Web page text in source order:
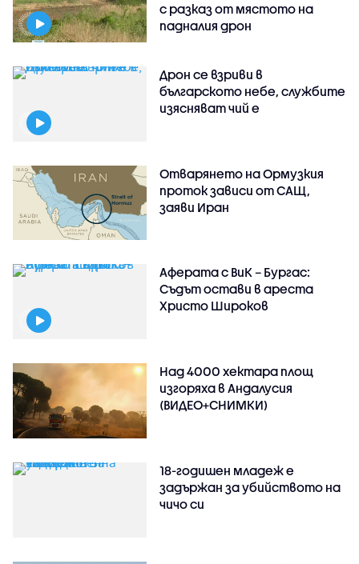
с разказ от мястото на
падналия дрон
Дрон се взриви в
българското небе, службите
изясняват чий е
Отварянето на Ормузкия
проток зависи от САЩ,
заяви Иран
Аферата с ВиК – Бургас:
Съдът остави в ареста
Христо Широков
Над 4000 хектара площ
изгоряха в Андалусия
(ВИДЕО+СНИМКИ)
18-годишен младеж е
задържан за убийството на
чичо си